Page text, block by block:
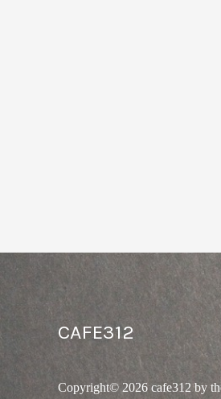
CAFE312
Copyright© 2026 cafe312 by